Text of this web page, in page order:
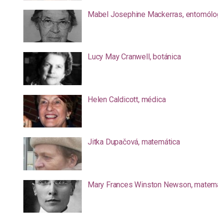
Mabel Josephine Mackerras,
Lucy May Cranwell, botánica
Helen Caldicott, médica
Jitka Dupačová, matemática
Mary Frances Winston Newson,